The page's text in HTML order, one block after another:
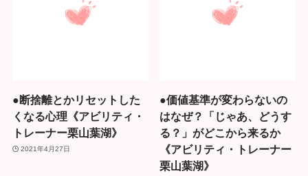
●断捨離とかリセットした
くなる心理《アビリティ・
トレーナー栗山葉湖》
2021年4月27日
●価値基準が変わらないの
はなぜ？「じゃあ、どうす
る？」がどこから来るか
《アビリティ・トレーナー
栗山葉湖》